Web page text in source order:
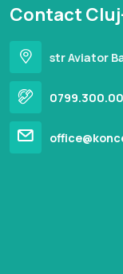
Contact
str Aviator